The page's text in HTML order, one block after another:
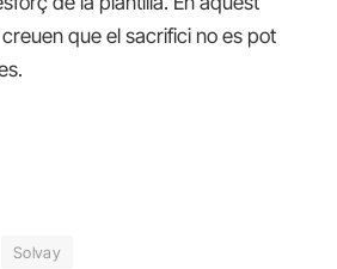
que el sacrifici no es pot
Solvay